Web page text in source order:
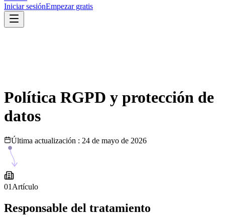
Iniciar sesiónEmpezar gratis
Política RGPD y protección de
datos
Última actualización : 24 de mayo de 2026
01 Artículo
Responsable del tratamiento